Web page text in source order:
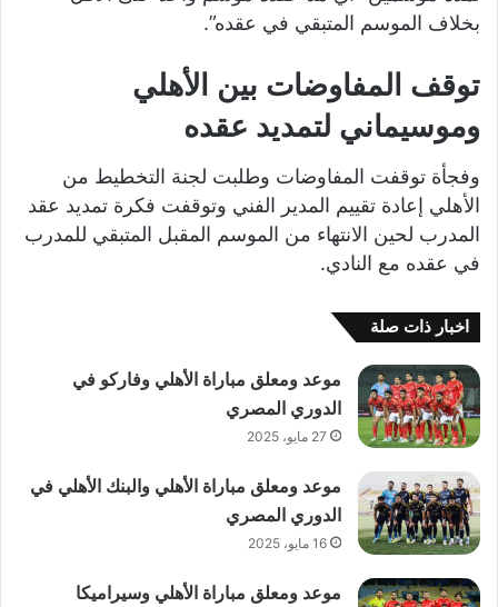
بخلاف الموسم المتبقي في عقده”.
توقف المفاوضات بين الأهلي
وموسيماني لتمديد عقده
وفجأة توقفت المفاوضات وطلبت لجنة التخطيط من
الأهلي إعادة تقييم المدير الفني وتوقفت فكرة تمديد عقد
المدرب لحين الانتهاء من الموسم المقبل المتبقي للمدرب
في عقده مع النادي.
اخبار ذات صلة
موعد ومعلق مباراة الأهلي وفاركو في
الدوري المصري
27 مايو، 2025
موعد ومعلق مباراة الأهلي والبنك الأهلي في
الدوري المصري
16 مايو، 2025
موعد ومعلق مباراة الأهلي وسيراميكا